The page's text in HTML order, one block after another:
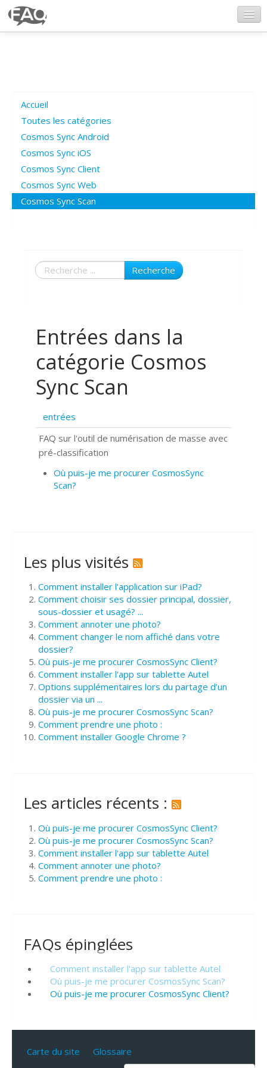
Poser une question
Questions ouvertes
Connexion
Accueil
Toutes les catégories
Cosmos Sync Android
Cosmos Sync iOS
Cosmos Sync Client
Cosmos Sync Web
Cosmos Sync Scan
Recherche
Entrées dans la
catégorie Cosmos
Sync Scan
entrées
FAQ sur l'outil de numérisation de masse avec
pré-classification
Où puis-je me procurer CosmosSync
Scan?
Les plus visités
Comment installer l'application sur iPad?
Comment choisir ses dossier principal, dossier,
sous-dossier et usagé? ...
Comment annoter une photo?
Comment changer le nom affiché dans votre
dossier?
Où puis-je me procurer CosmosSync Client?
Comment installer l'app sur tablette Autel
Options supplémentaires lors du partage d’un
dossier via un ...
Où puis-je me procurer CosmosSync Scan?
Comment prendre une photo :
Comment installer Google Chrome ?
Les articles récents :
Où puis-je me procurer CosmosSync Client?
Où puis-je me procurer CosmosSync Scan?
Comment installer l'app sur tablette Autel
Comment annoter une photo?
Comment prendre une photo :
FAQs épinglées
Comment installer l'app sur tablette Autel
Où puis-je me procurer CosmosSync Scan?
Où puis-je me procurer CosmosSync Client?
Carte du site Glossaire